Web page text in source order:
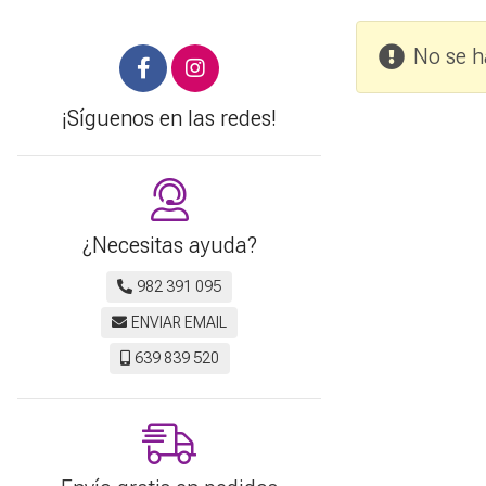
No se
¡Síguenos en las redes!
¿Necesitas ayuda?
982 391 095
ENVIAR EMAIL
639 839 520